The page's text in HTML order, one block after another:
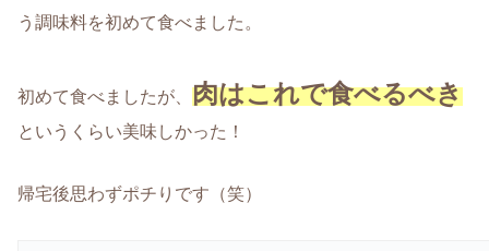
う調味料を初めて食べました。
初めて食べましたが、 肉はこれで食べるべき
というくらい美味しかった！
帰宅後思わずポチりです（笑）